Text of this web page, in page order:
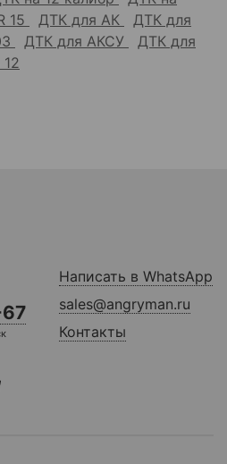
15 ДТК для АК
ДТК для
ДТК для АКСУ
ДТК для
Написать в WhatsApp
sales@angryman.ru
Контакты